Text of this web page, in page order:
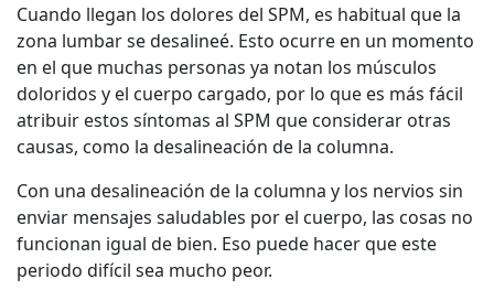
Cuando llegan los dolores del SPM, es habitual que la
zona lumbar se desalineé. Esto ocurre en un momento
en el que muchas personas ya notan los músculos
doloridos y el cuerpo cargado, por lo que es más fácil
atribuir estos síntomas al SPM que considerar otras
causas, como la desalineación de la columna.
Con una desalineación de la columna y los nervios sin
enviar mensajes saludables por el cuerpo, las cosas no
funcionan igual de bien. Eso puede hacer que este
periodo difícil sea mucho peor.